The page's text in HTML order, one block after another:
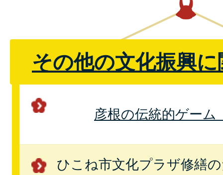
その他の文化振興
彦根の伝統的ゲーム
ひこね市文化プラザ修繕